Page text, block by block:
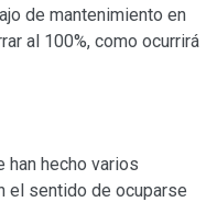
de mantenimiento en
al 100%, como ocurrirá
han hecho varios
el sentido de ocuparse